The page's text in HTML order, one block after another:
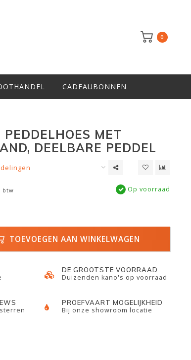
0
CADEAUBONNEN
MET
DEELBARE PEDDEL
btw Op voorraad
TOEVOEGEN AAN WINKELWAGEN
DE GROOTSTE VOORRAAD
Duizenden kano's op voorraad
PROEFVAART MOGELIJKHEID
Bij onze showroom locatie